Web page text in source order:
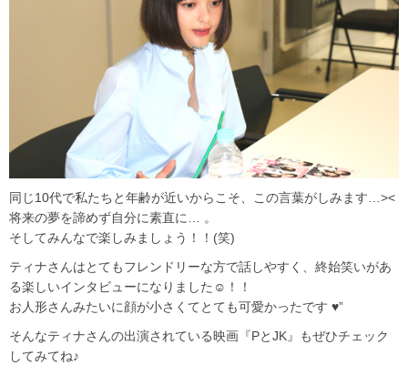
同じ10代で私たちと年齢が近いからこそ、この言葉がしみます…><
将来の夢を諦めず自分に素直に… 。
そしてみんなで楽しみましょう！！(笑)
ティナさんはとてもフレンドリーな方で話しやすく、終始笑いがあ
る楽しいインタビューになりました☺︎！！
お人形さんみたいに顔が小さくてとても可愛かったです ♥︎”
そんなティナさんの出演されている映画『PとJK』もぜひチェック
してみてね♪